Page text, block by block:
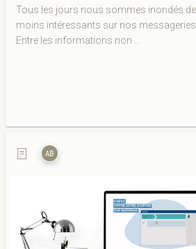
Tous les jours nous sommes inondés
moins intéressants sur nos
Entre les informations non ...